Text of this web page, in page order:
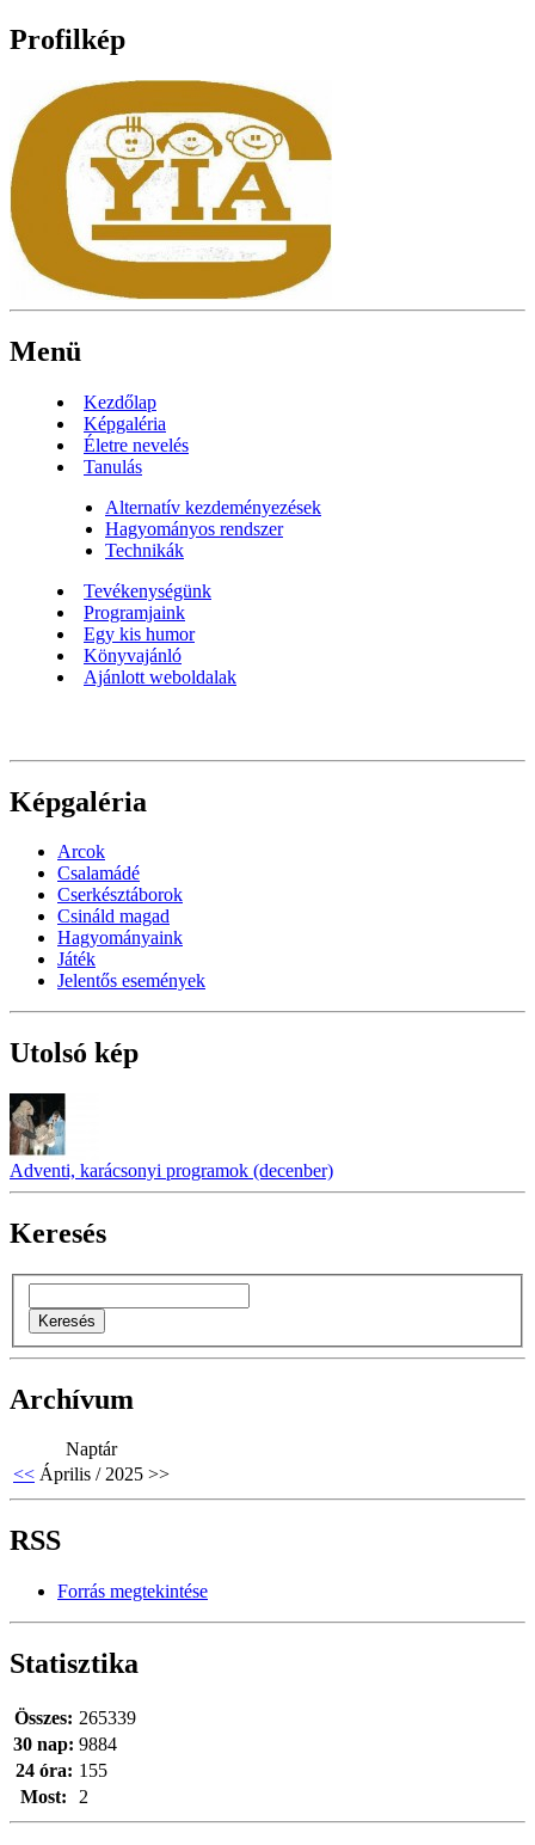
Profilkép
Menü
Kezdőlap
Képgaléria
Életre nevelés
Tanulás
Alternatív kezdeményezések
Hagyományos rendszer
Technikák
Tevékenységünk
Programjaink
Egy kis humor
Könyvajánló
Ajánlott weboldalak
Képgaléria
Arcok
Csalamádé
Cserkésztáborok
Csináld magad
Hagyományaink
Játék
Jelentős események
Utolsó kép
Adventi, karácsonyi programok (decenber)
Keresés
Archívum
Naptár
<< Április / 2025 >>
RSS
Forrás megtekintése
Statisztika
Most: 2
Összes: 265339
30 nap: 9884
24 óra: 155